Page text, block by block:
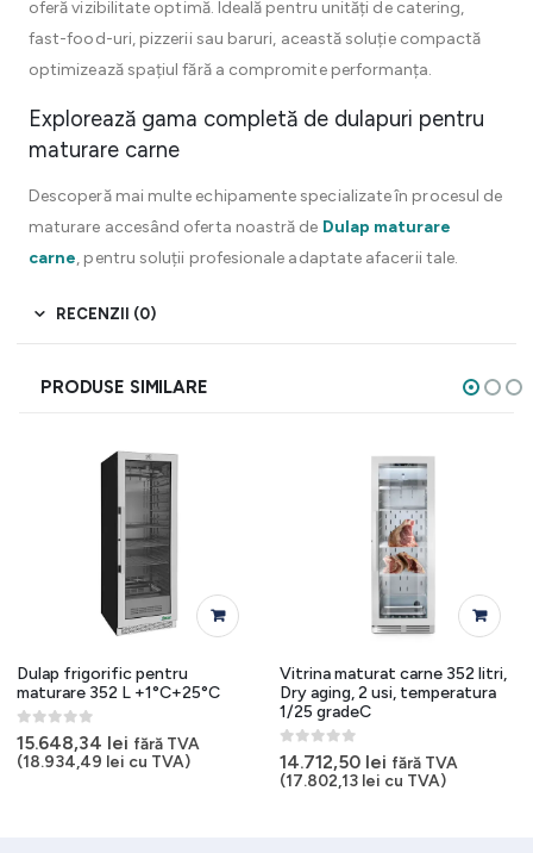
oferă vizibilitate optimă. Ideală pentru unități de catering,
fast-food-uri, pizzerii sau baruri, această soluție compactă
optimizează spațiul fără a compromite performanța.
Explorează gama completă de dulapuri pentru
maturare carne
Descoperă mai multe echipamente specializate în procesul de
maturare accesând oferta noastră de Dulap maturare
carne, pentru soluții profesionale adaptate afacerii tale.
RECENZII (0)
PRODUSE SIMILARE
Dulap frigorific pentru
maturare 352 L +1°C+25°C
0 out of 5
15.648,34 lei fără TVA
(18.934,49 lei cu TVA)
Vitrina maturat carne 352 litri,
Dry aging, 2 usi, temperatura
1/25 gradeC
0 out of 5
14.712,50 lei fără TVA
(17.802,13 lei cu TVA)